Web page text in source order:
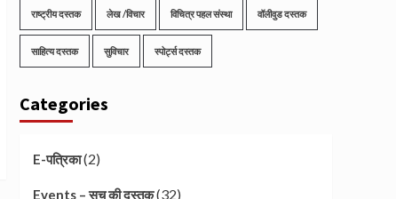
राष्ट्रीय दस्तक लेख /विचार विचित्र पहल संस्था वॉलीवुड दस्तक
साहित्य दस्तक सुविचार स्पोर्ट्स दस्तक
Categories
E-पत्रिका(2)
Events – सच की दस्तक(32)